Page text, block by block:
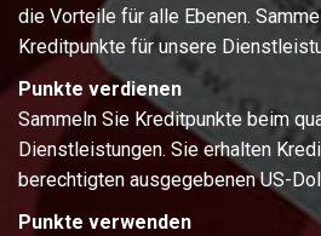
die Vorteile für alle Ebenen.
Kreditpunkte für unsere
Punkte verdienen
Sammeln Sie Kreditpunkte beim
Dienstleistungen. Sie erhalten
berechtigten ausgegebenen US-
Punkte verwenden